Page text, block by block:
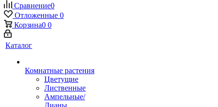
Сравнение0
Отложенные 0
Корзина0 0
Каталог
Комнатные растения
Цветущие
Лиственные
Ампельные/
Лианы